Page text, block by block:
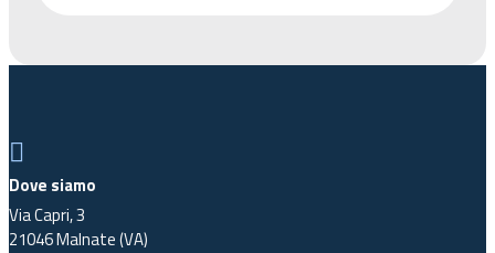

Dove siamo
Via Capri, 3
21046 Malnate (VA)